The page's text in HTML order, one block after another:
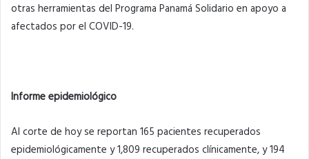
otras herramientas del Programa Panamá Solidario en apoyo a
afectados por el COVID-19.
Informe epidemiológico
Al corte de hoy se reportan 165 pacientes recuperados
epidemiológicamente y 1,809 recuperados clínicamente, y 194